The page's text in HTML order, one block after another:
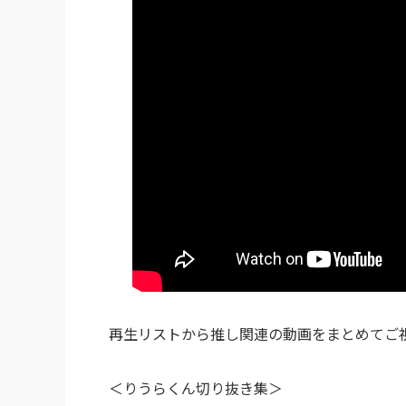
再生リストから推し関連の動画をまとめてご
＜りうらくん切り抜き集＞